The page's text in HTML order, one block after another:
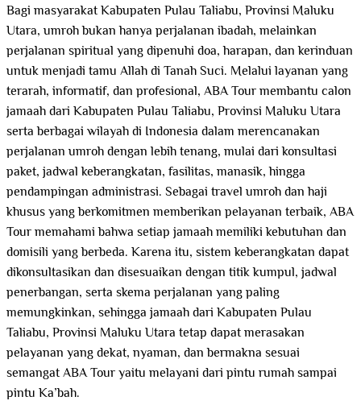
Bagi masyarakat Kabupaten Pulau Taliabu, Provinsi Maluku
Utara, umroh bukan hanya perjalanan ibadah, melainkan
perjalanan spiritual yang dipenuhi doa, harapan, dan kerinduan
untuk menjadi tamu Allah di Tanah Suci. Melalui layanan yang
terarah, informatif, dan profesional, ABA Tour membantu calon
jamaah dari Kabupaten Pulau Taliabu, Provinsi Maluku Utara
serta berbagai wilayah di Indonesia dalam merencanakan
perjalanan umroh dengan lebih tenang, mulai dari konsultasi
paket, jadwal keberangkatan, fasilitas, manasik, hingga
pendampingan administrasi. Sebagai travel umroh dan haji
khusus yang berkomitmen memberikan pelayanan terbaik, ABA
Tour memahami bahwa setiap jamaah memiliki kebutuhan dan
domisili yang berbeda. Karena itu, sistem keberangkatan dapat
dikonsultasikan dan disesuaikan dengan titik kumpul, jadwal
penerbangan, serta skema perjalanan yang paling
memungkinkan, sehingga jamaah dari Kabupaten Pulau
Taliabu, Provinsi Maluku Utara tetap dapat merasakan
pelayanan yang dekat, nyaman, dan bermakna sesuai
semangat ABA Tour yaitu melayani dari pintu rumah sampai
pintu Ka’bah.